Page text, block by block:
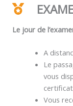
Le jour de
A
Le
vous
Vous